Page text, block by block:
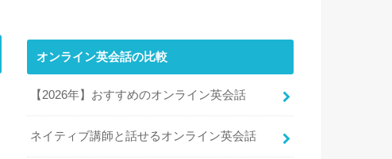
オンライン英会話の比較
【2026年】おすすめのオンライン英会話
ネイティブ講師と話せるオンライン英会話